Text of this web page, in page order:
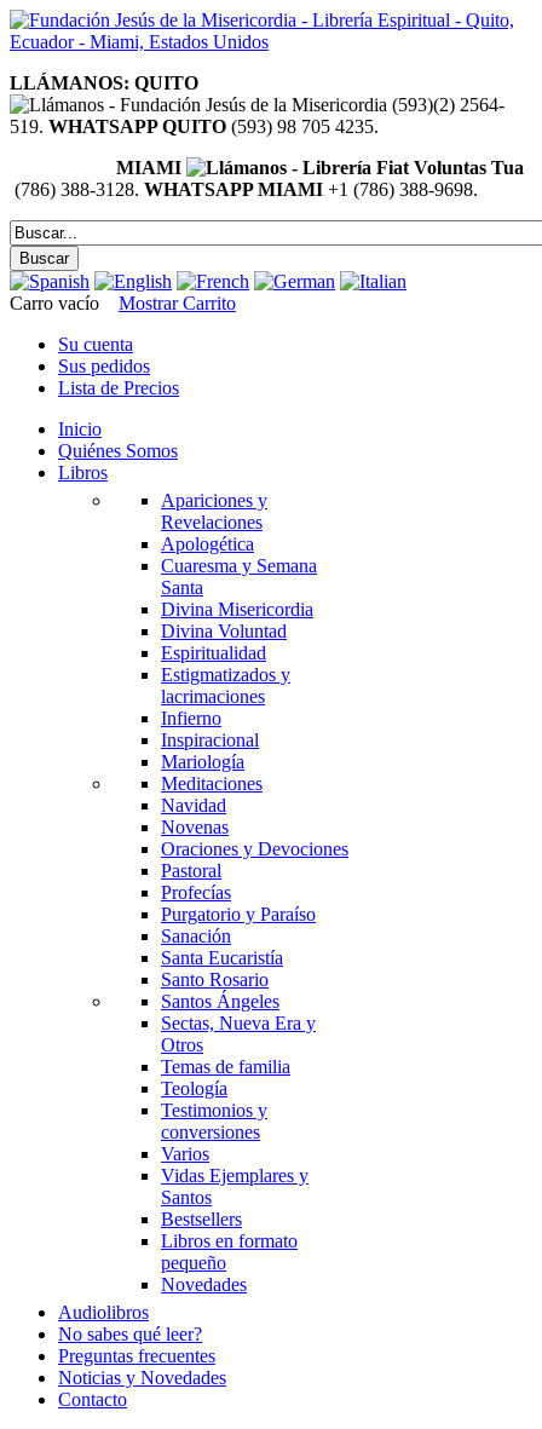
LLÁMANOS: QUITO
(593)(2) 2564-
519. WHATSAPP QUITO (593) 98 705 4235.
MIAMI
(786) 388-3128. WHATSAPP MIAMI +1 (786) 388-9698.
Carro vacío
Mostrar Carrito
Su cuenta
Sus pedidos
Lista de Precios
Inicio
Quiénes Somos
Libros
Apariciones y
Revelaciones
Apologética
Cuaresma y Semana
Santa
Divina Misericordia
Divina Voluntad
Espiritualidad
Estigmatizados y
lacrimaciones
Infierno
Inspiracional
Mariología
Meditaciones
Navidad
Novenas
Oraciones y Devociones
Pastoral
Profecías
Purgatorio y Paraíso
Sanación
Santa Eucaristía
Santo Rosario
Santos Ángeles
Sectas, Nueva Era y
Otros
Temas de familia
Teología
Testimonios y
conversiones
Varios
Vidas Ejemplares y
Santos
Bestsellers
Libros en formato
pequeño
Novedades
Audiolibros
No sabes qué leer?
Preguntas frecuentes
Noticias y Novedades
Contacto